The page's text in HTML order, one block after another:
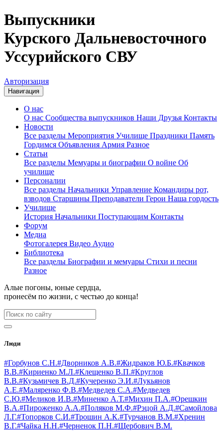
Выпускники
Курского Дальневосточного
Уссурийского СВУ
Авторизация
Навигация
О нас
О нас Сообщества выпускников Наши Друзья Контакты
Новости
Все разделы Мероприятия Училище Праздники Память
Гордимся Объявления Армия Разное
Статьи
Все разделы Мемуары и биографии О войне Об
училище
Персоналии
Все разделы Начальники Управление Командиры рот,
взводов Старшины Преподаватели Герои Наша гордость
Училище
История Начальники Поступающим Контакты
Форум
Медиа
Фотогалерея Видео Аудио
Библиотека
Все разделы Биографии и мемуары Стихи и песни
Разное
Алые погоны, юные сердца,
пронесём по жизни, с честью до конца!
Люди
#Горбунов С.Н.#Дворников А.В.#Жидраков Ю.Б.#Квачков
В.В.#Кириенко М.Л.#Клещенко В.П.#Круглов
В.В.#Кузьмичев В.Д.#Кучеренко Э.И.#Лукьянов
А.Е.#Маляренко Ф.В.#Медведев С.А.#Медведев
С.Ю.#Меликов И.В.#Миненко А.Т.#Михин П.А.#Орешкин
В.А.#Пироженко А.А.#Поляков М.Ф.#Рэцой А.Д.#Самойлова
Л.Г.#Топорков С.И.#Трошин А.К.#Турчанов В.М.#Хренин
В.Г.#Чайка Н.Н.#Черненок П.Н.#Щербович В.М.